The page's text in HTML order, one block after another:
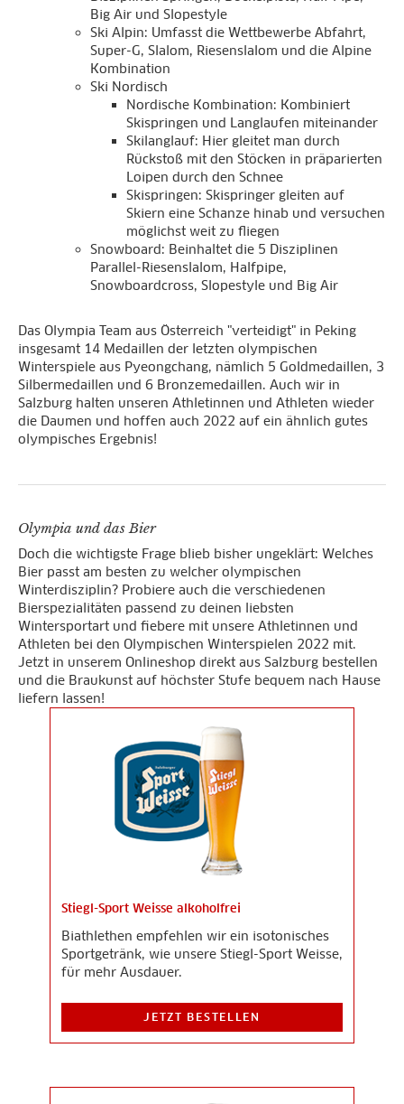
Big Air und Slopestyle
Ski Alpin: Umfasst die Wettbewerbe Abfahrt,
Super-G, Slalom, Riesenslalom und die Alpine
Kombination
Ski Nordisch
Nordische Kombination: Kombiniert
Skispringen und Langlaufen miteinander
Skilanglauf: Hier gleitet man durch
Rückstoß mit den Stöcken in präparierten
Loipen durch den Schnee
Skispringen: Skispringer gleiten auf
Skiern eine Schanze hinab und versuchen
möglichst weit zu fliegen
Snowboard: Beinhaltet die 5 Disziplinen
Parallel-Riesenslalom, Halfpipe,
Snowboardcross, Slopestyle und Big Air
Das Olympia Team aus Österreich "verteidigt" in Peking
insgesamt 14 Medaillen der letzten olympischen
Winterspiele aus Pyeongchang, nämlich 5 Goldmedaillen, 3
Silbermedaillen und 6 Bronzemedaillen. Auch wir in
Salzburg halten unseren Athletinnen und Athleten wieder
die Daumen und hoffen auch 2022 auf ein ähnlich gutes
olympisches Ergebnis!
Olympia und das Bier
Doch die wichtigste Frage blieb bisher ungeklärt: Welches
Bier passt am besten zu welcher olympischen
Winterdisziplin? Probiere auch die verschiedenen
Bierspezialitäten passend zu deinen liebsten
Wintersportart und fiebere mit unsere Athletinnen und
Athleten bei den Olympischen Winterspielen 2022 mit.
Jetzt in unserem Onlineshop direkt aus Salzburg bestellen
und die Braukunst auf höchster Stufe bequem nach Hause
liefern lassen!
Stiegl-Sport Weisse alkoholfrei
Biathlethen empfehlen wir ein isotonisches
Sportgetränk, wie unsere Stiegl-Sport Weisse,
für mehr Ausdauer.
JETZT BESTELLEN